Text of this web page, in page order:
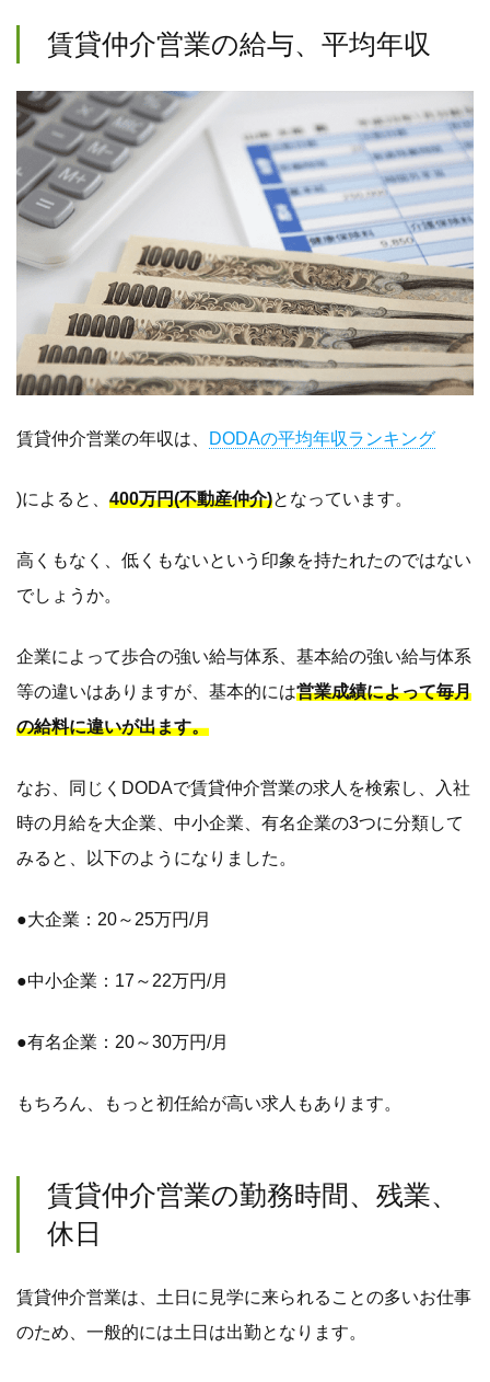
賃貸仲介営業の給与、平均年収
賃貸仲介営業の年収は、 DODAの平均年収ランキング
)によると、 400万円(不動産仲介)となっています。
高くもなく、低くもないという印象を持たれたのではない
でしょうか。
企業によって歩合の強い給与体系、基本給の強い給与体系
等の違いはありますが、基本的には営業成績によって毎月
の給料に違いが出ます。
なお、同じくDODAで賃貸仲介営業の求人を検索し、入社
時の月給を大企業、中小企業、有名企業の3つに分類して
みると、以下のようになりました。
●大企業：20～25万円/月
●中小企業：17～22万円/月
●有名企業：20～30万円/月
もちろん、もっと初任給が高い求人もあります。
賃貸仲介営業の勤務時間、残業、
休日
賃貸仲介営業は、土日に見学に来られることの多いお仕事
のため、一般的には土日は出勤となります。